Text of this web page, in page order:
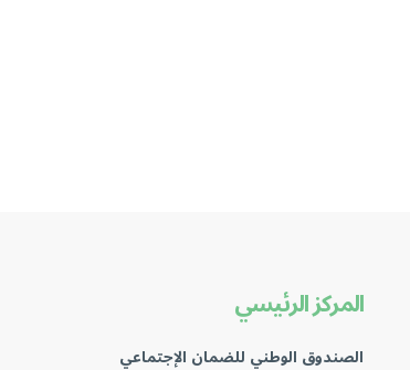
المركز الرئيسي
الصندوق الوطني للضمان الإجتماعي